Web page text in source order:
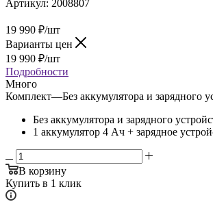
Артикул: 2008807
19 990 ₽/шт
Варианты цен
19 990 ₽/шт
Подробности
Много
Комплект—Без аккумулятора и зарядного
Без аккумулятора и зарядного
1 аккумулятор 4 Ач + зарядное
В корзину
Купить в 1 клик